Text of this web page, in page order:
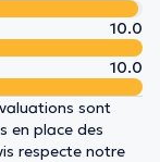
10.0
10.0
sont
en place des
respecte notre